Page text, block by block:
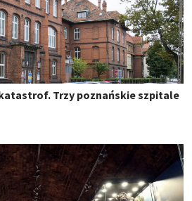
Trzy poznańskie szpitale